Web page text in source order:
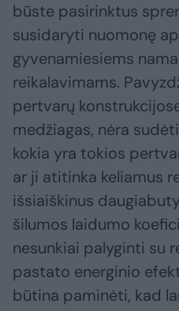
būste pasirinktus
susidaryti nuomonę
gyvenamiesiems
reikalavimams.
pertvarų
medžiagas, nėra
kokia yra tokios
ar ji atitinka keliamus
išsiaiškinus
šilumos laidumo
nesunkiai palyginti su
pastato energinio
būtina paminėti, kad